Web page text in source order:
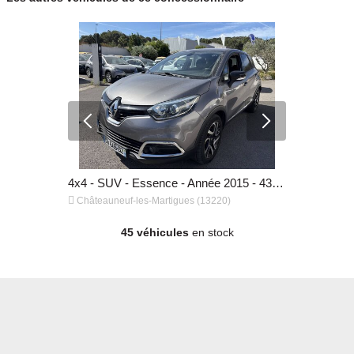
4x4 - SUV - Essence - Année 2015 - 43 172 km, 9 990 €
 Châteauneuf-les-Martigues (13220)
45 véhiculesen stock